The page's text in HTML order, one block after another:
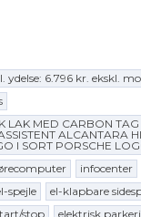
ydelse: 6.796 kr. ekskl.
MED CARBON TAG
ALCANTARA
I SORT PORSCHE
infocenter
spejle el-klapbare
stop elektrisk